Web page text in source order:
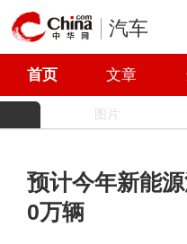
汽车
首页 文章
图片
预计今年新能
0万辆